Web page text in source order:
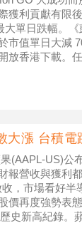
獲利貢獻有限
大單日跌幅。
市值單日大減
放香港下載。
大漲 台積電
(AAPL-US)公
報營收與獲利
，市場看好
價再度強勢表
史新高紀錄。